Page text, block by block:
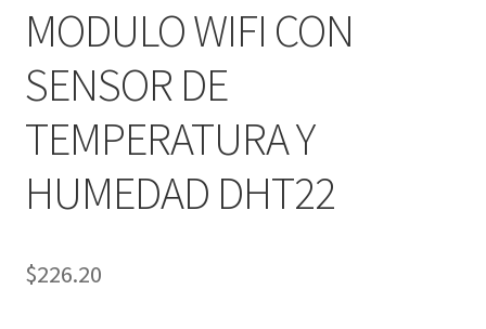
MODULO WIFI CON
SENSOR DE
TEMPERATURA Y
HUMEDAD DHT22
$226.20